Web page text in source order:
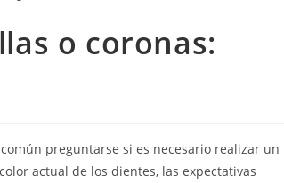
o coronas:
común preguntarse si es necesario realizar un
actual de los dientes, las expectativas